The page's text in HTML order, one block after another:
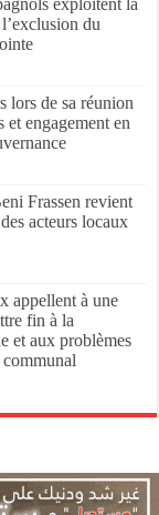
du
lors de sa réunion
engagement en
Frassen revient
acteurs locaux
appellent à une
fin à la
et aux problèmes